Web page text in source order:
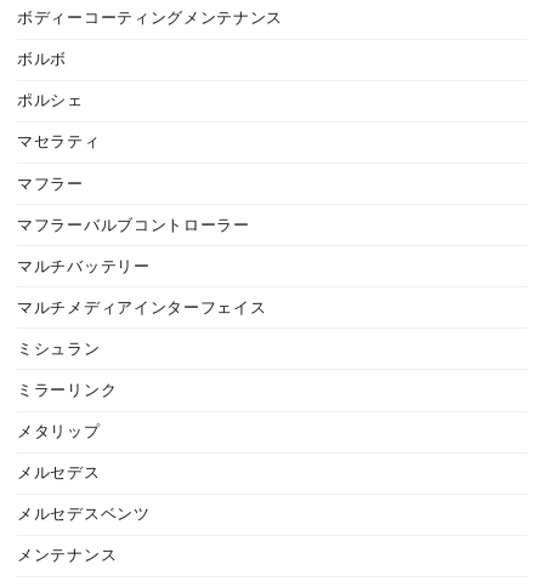
ボディーコーティングメンテナンス
ボルボ
ポルシェ
マセラティ
マフラー
マフラーバルブコントローラー
マルチバッテリー
マルチメディアインターフェイス
ミシュラン
ミラーリンク
メタリップ
メルセデス
メルセデスベンツ
メンテナンス